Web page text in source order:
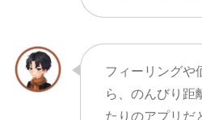
フィーリングや
ら、のんびり距
たりのアプリだ